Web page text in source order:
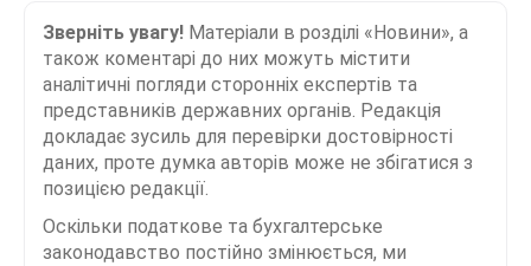
Зверніть увагу! Матеріали в розділі «Новини», а
також коментарі до них можуть містити
аналітичні погляди сторонніх експертів та
представників державних органів. Редакція
докладає зусиль для перевірки достовірності
даних, проте думка авторів може не збігатися з
позицією редакції.
Оскільки податкове та бухгалтерське
законодавство постійно змінюється, ми